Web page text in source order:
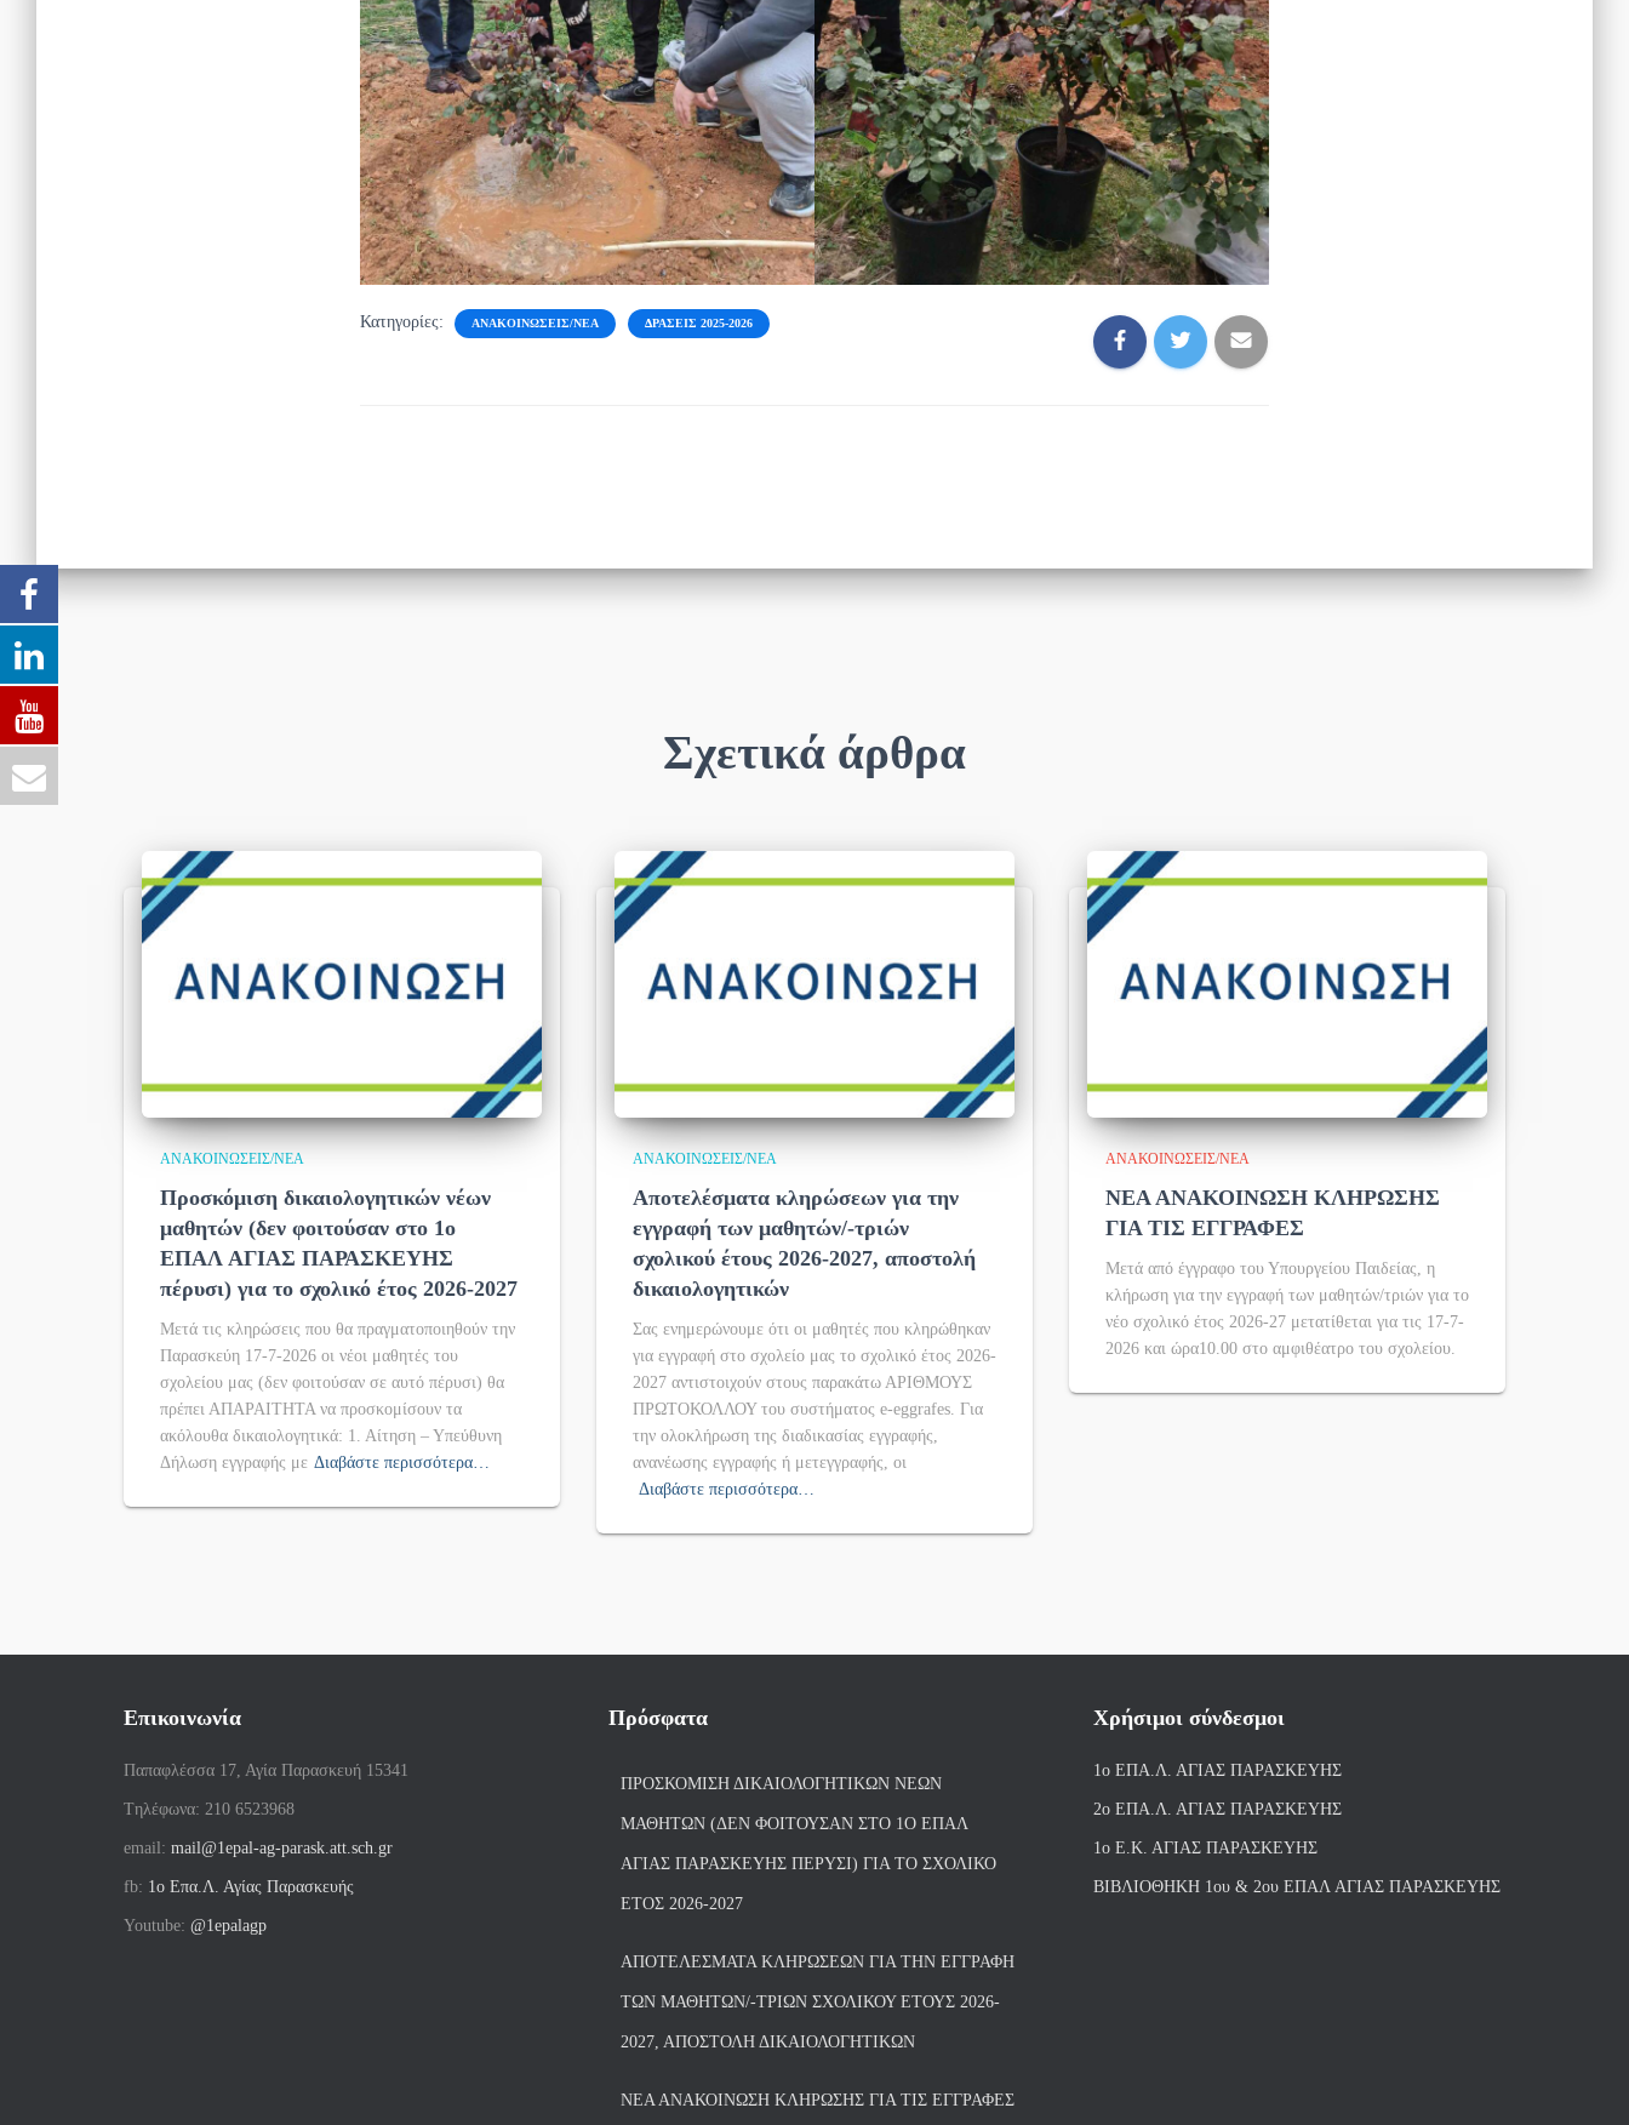
Κατηγορίες: ΑΝΑΚΟΙΝΏΣΕΙΣ/ΝΈΑ ΔΡΆΣΕΙΣ 2025-2026
Σχετικά άρθρα
ΑΝΑΚΟΙΝΏΣΕΙΣ/ΝΈΑ
Προσκόμιση δικαιολογητικών νέων
μαθητών (δεν φοιτούσαν στο 1ο
ΕΠΑΛ ΑΓΙΑΣ ΠΑΡΑΣΚΕΥΗΣ
πέρυσι) για το σχολικό έτος 2026-2027
Μετά τις κληρώσεις που θα πραγματοποιηθούν την
Παρασκεύη 17-7-2026 οι νέοι μαθητές του
σχολείου μας (δεν φοιτούσαν σε αυτό πέρυσι) θα
πρέπει ΑΠΑΡΑΙΤΗΤΑ να προσκομίσουν τα
ακόλουθα δικαιολογητικά: 1. Αίτηση – Υπεύθυνη
Δήλωση εγγραφής με Διαβάστε περισσότερα…
ΑΝΑΚΟΙΝΏΣΕΙΣ/ΝΈΑ
Αποτελέσματα κληρώσεων για την
εγγραφή των μαθητών/-τριών
σχολικού έτους 2026-2027, αποστολή
δικαιολογητικών
Σας ενημερώνουμε ότι οι μαθητές που κληρώθηκαν
για εγγραφή στο σχολείο μας το σχολικό έτος 2026-
2027 αντιστοιχούν στους παρακάτω ΑΡΙΘΜΟΥΣ
ΠΡΩΤΟΚΟΛΛΟΥ του συστήματος e-eggrafes. Για
την ολοκλήρωση της διαδικασίας εγγραφής,
ανανέωσης εγγραφής ή μετεγγραφής, οι
Διαβάστε περισσότερα…
ΑΝΑΚΟΙΝΏΣΕΙΣ/ΝΈΑ
ΝΕΑ ΑΝΑΚΟΙΝΩΣΗ ΚΛΗΡΩΣΗΣ
ΓΙΑ ΤΙΣ ΕΓΓΡΑΦΕΣ
Μετά από έγγραφο του Υπουργείου Παιδείας, η
κλήρωση για την εγγραφή των μαθητών/τριών για το
νέο σχολικό έτος 2026-27 μετατίθεται για τις 17-7-
2026 και ώρα10.00 στο αμφιθέατρο του σχολείου.
Επικοινωνία
Παπαφλέσσα 17, Αγία Παρασκευή 15341
Tηλέφωνα: 210 6523968
email: mail@1epal-ag-parask.att.sch.gr
fb: 1ο Επα.Λ. Αγίας Παρασκευής
Youtube: @1epalagp
Πρόσφατα
ΠΡΟΣΚΌΜΙΣΗ ΔΙΚΑΙΟΛΟΓΗΤΙΚΏΝ ΝΈΩΝ
ΜΑΘΗΤΏΝ (ΔΕΝ ΦΟΙΤΟΎΣΑΝ ΣΤΟ 1Ο ΕΠΑΛ
ΑΓΙΑΣ ΠΑΡΑΣΚΕΥΗΣ ΠΈΡΥΣΙ) ΓΙΑ ΤΟ ΣΧΟΛΙΚΌ
ΈΤΟΣ 2026-2027
ΑΠΟΤΕΛΈΣΜΑΤΑ ΚΛΗΡΏΣΕΩΝ ΓΙΑ ΤΗΝ ΕΓΓΡΑΦΉ
ΤΩΝ ΜΑΘΗΤΏΝ/-ΤΡΙΏΝ ΣΧΟΛΙΚΟΎ ΈΤΟΥΣ 2026-
2027, ΑΠΟΣΤΟΛΉ ΔΙΚΑΙΟΛΟΓΗΤΙΚΏΝ
ΝΕΑ ΑΝΑΚΟΙΝΩΣΗ ΚΛΗΡΩΣΗΣ ΓΙΑ ΤΙΣ ΕΓΓΡΑΦΕΣ
Χρήσιμοι σύνδεσμοι
1ο ΕΠΑ.Λ. ΑΓΙΑΣ ΠΑΡΑΣΚΕΥΗΣ
2ο ΕΠΑ.Λ. ΑΓΙΑΣ ΠΑΡΑΣΚΕΥΗΣ
1ο Ε.Κ. ΑΓΙΑΣ ΠΑΡΑΣΚΕΥΗΣ
ΒΙΒΛΙΟΘΗΚΗ 1ου & 2ου ΕΠΑΛ ΑΓΙΑΣ ΠΑΡΑΣΚΕΥΗΣ